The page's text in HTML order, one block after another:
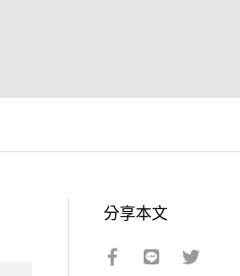
分享本文